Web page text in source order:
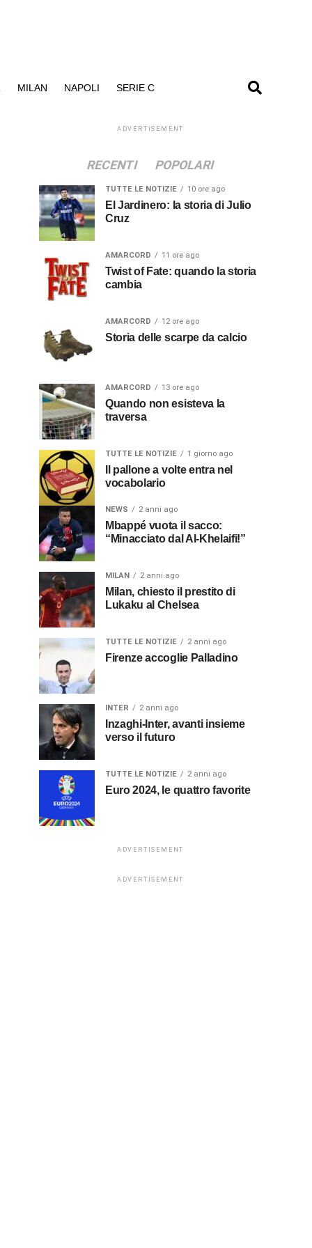
MILAN NAPOLI SERIE C
ADVERTISEMENT
RECENTI POPOLARI
TUTTE LE NOTIZIE 10 ore ago
El Jardinero: la storia di Julio
Cruz
AMARCORD 11 ore ago
Twist of Fate: quando la storia
cambia
AMARCORD 12 ore ago
Storia delle scarpe da calcio
AMARCORD 13 ore ago
Quando non esisteva la
traversa
TUTTE LE NOTIZIE 1 giorno ago
Il pallone a volte entra nel
vocabolario
NEWS 2 anni ago
Mbappé vuota il sacco:
“Minacciato dal Al-Khelaifi!”
MILAN 2 anni ago
Milan, chiesto il prestito di
Lukaku al Chelsea
TUTTE LE NOTIZIE 2 anni ago
Firenze accoglie Palladino
INTER 2 anni ago
Inzaghi-Inter, avanti insieme
verso il futuro
TUTTE LE NOTIZIE 2 anni ago
Euro 2024, le quattro favorite
ADVERTISEMENT
ADVERTISEMENT